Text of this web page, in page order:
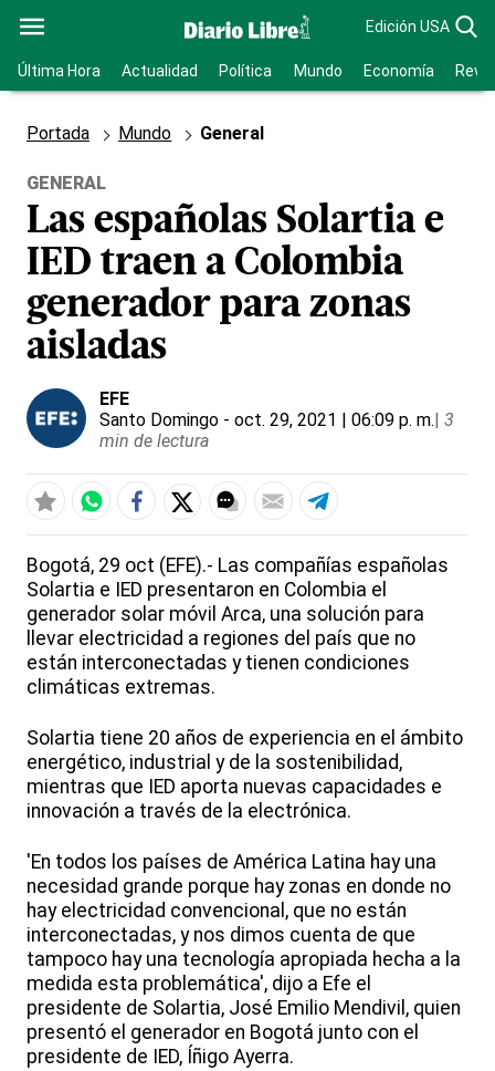
Edición USA
Última Hora Actualidad Política Mundo Economía
Portada Mundo General
GENERAL
Las españolas Solartia e
IED traen a Colombia
generador para zonas
aisladas
EFE
Santo Domingo - oct. 29, 2021 | 06:09 p. m.| 3
min de lectura
Bogotá, 29 oct (EFE).- Las compañías españolas
Solartia e IED presentaron en Colombia el
generador solar móvil Arca, una solución para
llevar electricidad a regiones del país que no
están interconectadas y tienen condiciones
climáticas extremas.
Solartia tiene 20 años de experiencia en el ámbito
energético, industrial y de la sostenibilidad,
mientras que IED aporta nuevas capacidades e
innovación a través de la electrónica.
'En todos los países de América Latina hay una
necesidad grande porque hay zonas en donde no
hay electricidad convencional, que no están
interconectadas, y nos dimos cuenta de que
tampoco hay una tecnología apropiada hecha a la
medida esta problemática', dijo a Efe el
presidente de Solartia, José Emilio Mendivil, quien
presentó el generador en Bogotá junto con el
presidente de IED, Íñigo Ayerra.